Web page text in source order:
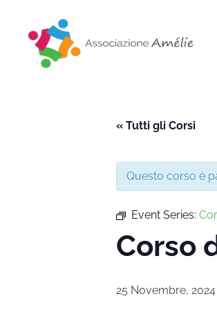
« Tutti gli Corsi
Questo corso è
Event Series:
Corso
25 Novembre,